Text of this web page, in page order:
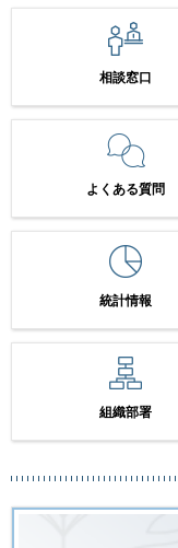
相談窓口
よくある質問
統計情報
組織部署